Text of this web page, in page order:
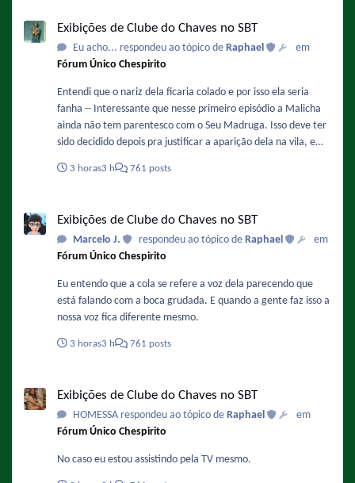
Exibições de Clube do Chaves no SBT
Eu acho... respondeu ao tópico de Raphael
em
Fórum Único Chespirito
Entendi que o nariz dela ficaria colado e por isso ela seria
fanha -- Interessante que nesse primeiro episódio a Malicha
ainda não tem parentesco com o Seu Madruga. Isso deve ter
sido decidido depois pra justificar a aparição dela na vila, e
Chiquinha nos remakes.
3 horas3 h 761 posts
Exibições de Clube do Chaves no SBT
Marcelo J. respondeu ao tópico de Raphael
em
Fórum Único Chespirito
Eu entendo que a cola se refere a voz dela parecendo que
está falando com a boca grudada. E quando a gente faz isso a
nossa voz fica diferente mesmo.
3 horas3 h 761 posts
Exibições de Clube do Chaves no SBT
HOMESSA respondeu ao tópico de Raphael
em
Fórum Único Chespirito
No caso eu estou assistindo pela TV mesmo.